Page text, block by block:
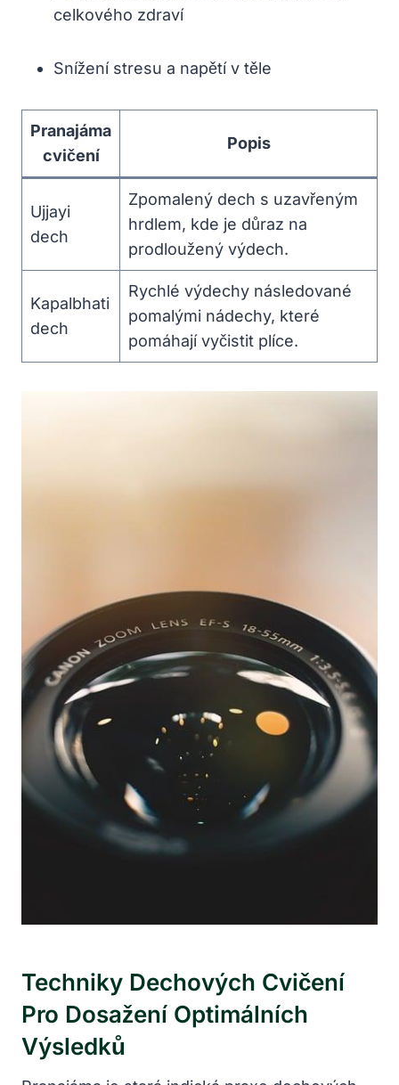
celkového zdraví
Snížení stresu a napětí v těle
Pranajáma
cvičení
Popis
Ujjayi
dech
Zpomalený dech s uzavřeným
hrdlem, kde je důraz na
prodloužený výdech.
Kapalbhati
dech
Rychlé výdechy následované
pomalými nádechy, které
pomáhají vyčistit plíce.
Techniky Dechových Cvičení
Pro Dosažení Optimálních
Výsledků